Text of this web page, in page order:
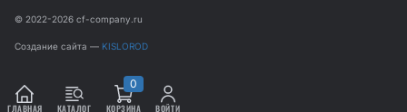
© 2022-2026 cf-company.ru
Создание сайта — KISLOROD
ГЛАВНАЯ КАТАЛОГ КОРЗИНА
0
ВОЙТИ